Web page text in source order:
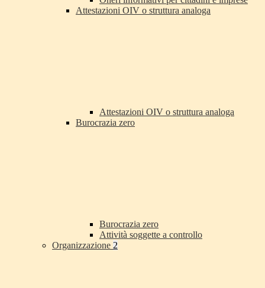
Attestazioni OIV o struttura analoga
Attestazioni OIV o struttura analoga
Burocrazia zero
Burocrazia zero
Attività soggette a controllo
Organizzazione 2